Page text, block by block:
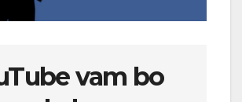
vam bo